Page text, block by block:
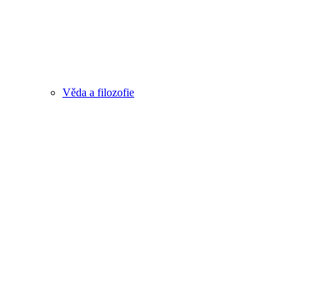
Věda a filozofie